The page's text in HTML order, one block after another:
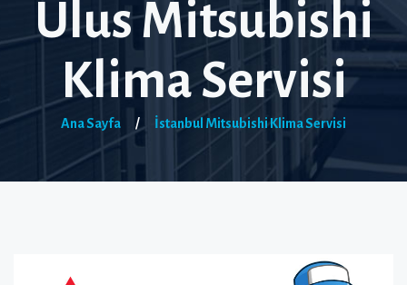
Ulus Mitsubishi
Klima Servisi
Ana Sayfa / İstanbul Mitsubishi Klima Servisi